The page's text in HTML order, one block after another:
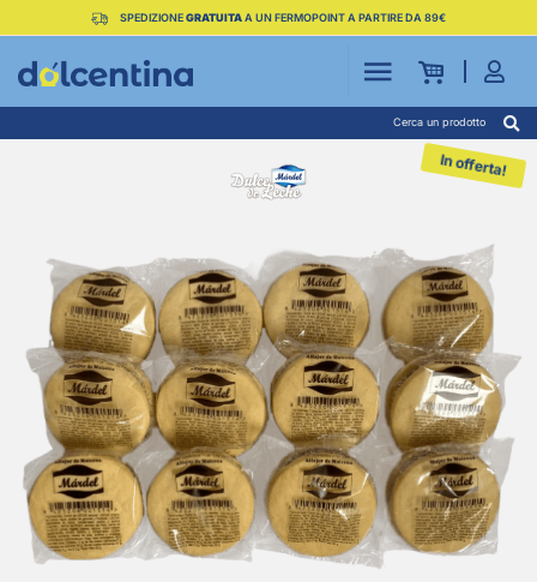
SPEDIZIONEGRATUITAA UN FERMOPOINT A PARTIRE DA 89€
Cerca un prodotto
In offerta!